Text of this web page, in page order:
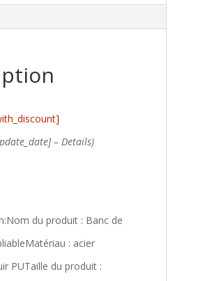
– Details)
du produit : Banc de
: acier
PUTaille du produit :